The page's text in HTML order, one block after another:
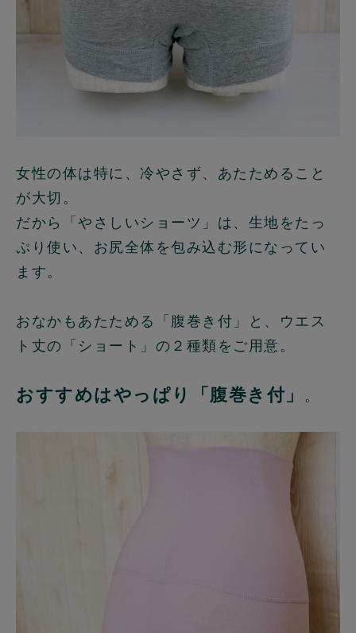
女性の体は特に、冷やさず、あたためること
が大切。
だから「やさしいショーツ」は、生地をたっ
ぷり使い、お尻全体を包み込む形になってい
ます。
おなかもあたためる「腹巻き付」と、ウエス
ト丈の「ショート」の２種類をご用意。
おすすめはやっぱり「腹巻き付」 。